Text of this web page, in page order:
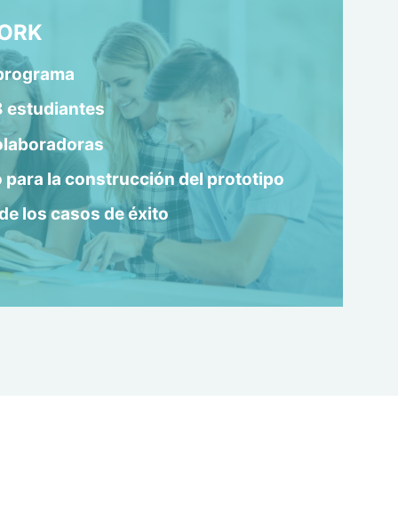
estudiantes
para la construcción del prototipo
los casos de éxito